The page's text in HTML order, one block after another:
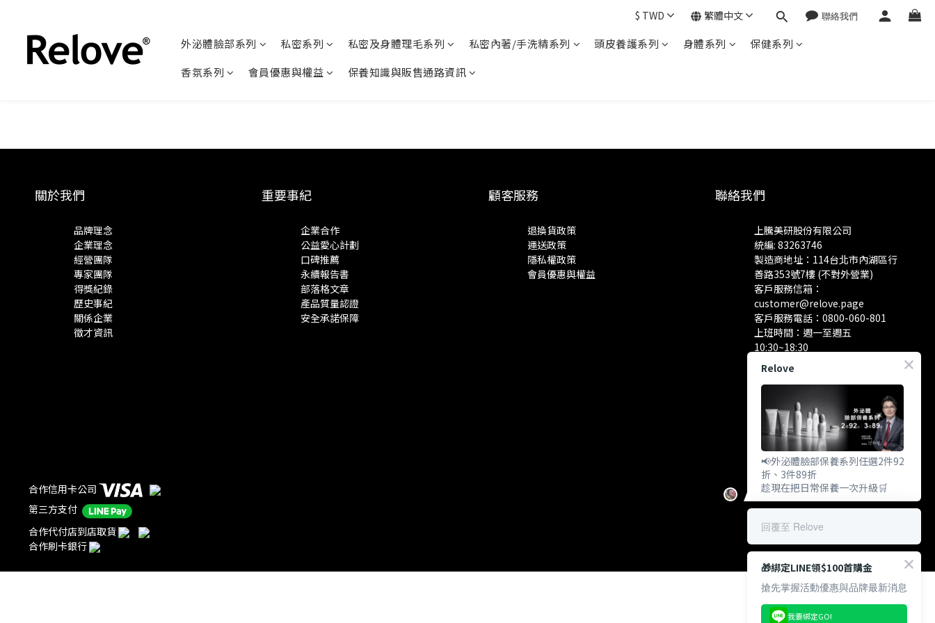
外泌體臉部系列 私密系列 私密及身體理毛系列 私密內著/手洗精系列 頭皮養護系列 身體系列
保健系列
香氛系列
會員優惠與權益 保養知識與販售通路資訊
$ TWD 繁體中文
關於我們
品牌理念
企業理念
經營團隊
專家團隊
得獎紀錄
歷史事紀
關係企業
徵才資訊
重要事紀
企業合作
公益愛心計劃
口碑推薦
永續報告書
部落格文章
產品質量認證
安全承諾保障
顧客服務
退換貨政策
運送政策
隱私權政策
會員優惠與權益
聯絡我們
上騰美研股份有限公司
統編: 83263746
製造商地址：114台北市內湖區行
善路353號7樓 (不對外營業)
客戶服務信箱：
customer@relove.page
客戶服務電話： 0800-060-801
上班時間：週一至週五
10:30~18:30
洽談業務/合作資訊：
pr@relove.page
合作信用卡公司
第三方支付
合作代付店到店取貨
合作刷卡銀行
Relove
📢外泌體臉部保養系列任選2件92
折、3件89折
趁現在把日常保養一次升級🛒
回覆至 Relove
🎁綁定LINE領$100首購金
搶先掌握活動優惠與品牌最新消息
我要綁定GO!